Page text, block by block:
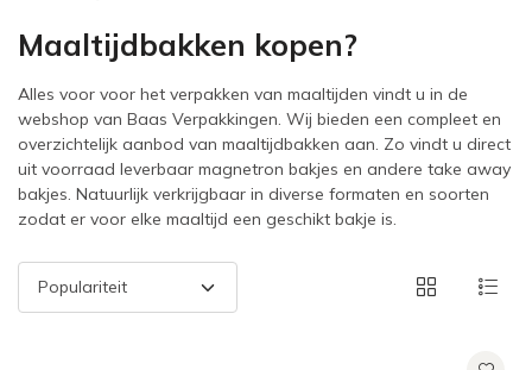
Maaltijdbakken kopen?
Alles voor voor het verpakken van maaltijden vindt u in de
webshop van Baas Verpakkingen. Wij bieden een compleet en
overzichtelijk aanbod van maaltijdbakken aan. Zo vindt u direct
uit voorraad leverbaar magnetron bakjes en andere take away
bakjes. Natuurlijk verkrijgbaar in diverse formaten en soorten
zodat er voor elke maaltijd een geschikt bakje is.